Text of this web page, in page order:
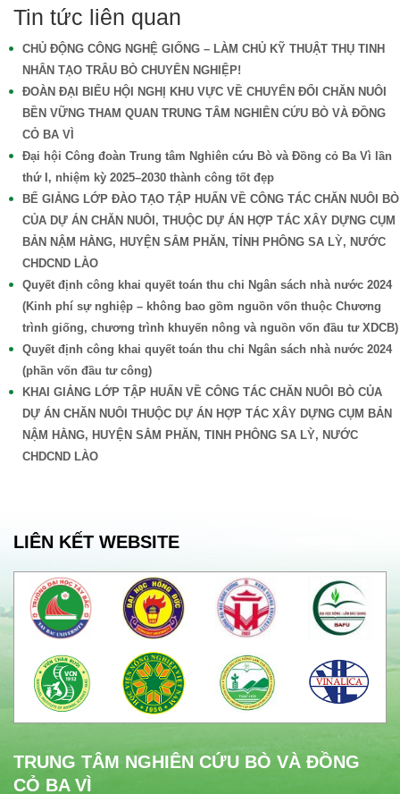
Tin tức liên quan
CHỦ ĐỘNG CÔNG NGHỆ GIỐNG – LÀM CHỦ KỸ THUẬT THỤ TINH
NHÂN TẠO TRÂU BÒ CHUYÊN NGHIỆP!
ĐOÀN ĐẠI BIỂU HỘI NGHỊ KHU VỰC VỀ CHUYỂN ĐỔI CHĂN NUÔI
BỀN VỮNG THAM QUAN TRUNG TÂM NGHIÊN CỨU BÒ VÀ ĐỒNG
CỎ BA VÌ
Đại hội Công đoàn Trung tâm Nghiên cứu Bò và Đồng cỏ Ba Vì lần
thứ I, nhiệm kỳ 2025–2030 thành công tốt đẹp
BẾ GIẢNG LỚP ĐÀO TẠO TẬP HUẤN VỀ CÔNG TÁC CHĂN NUÔI BÒ
CỦA DỰ ÁN CHĂN NUÔI, THUỘC DỰ ÁN HỢP TÁC XÂY DỰNG CỤM
BẢN NẬM HẰNG, HUYỆN SẲM PHĂN, TỈNH PHÔNG SA LỲ, NƯỚC
CHDCND LÀO
Quyết định công khai quyết toán thu chi Ngân sách nhà nước 2024
(Kinh phí sự nghiệp – không bao gồm nguồn vốn thuộc Chương
trình giống, chương trình khuyến nông và nguồn vốn đầu tư XDCB)
Quyết định công khai quyết toán thu chi Ngân sách nhà nước 2024
(phần vốn đầu tư công)
KHAI GIẢNG LỚP TẬP HUẤN VỀ CÔNG TÁC CHĂN NUÔI BÒ CỦA
DỰ ÁN CHĂN NUÔI THUỘC DỰ ÁN HỢP TÁC XÂY DỰNG CỤM BẢN
NẬM HẰNG, HUYỆN SẲM PHĂN, TINH PHÔNG SA LỲ, NƯỚC
CHDCND LÀO
LIÊN KẾT WEBSITE
TRUNG TÂM NGHIÊN CỨU BÒ VÀ ĐỒNG
CỎ BA VÌ